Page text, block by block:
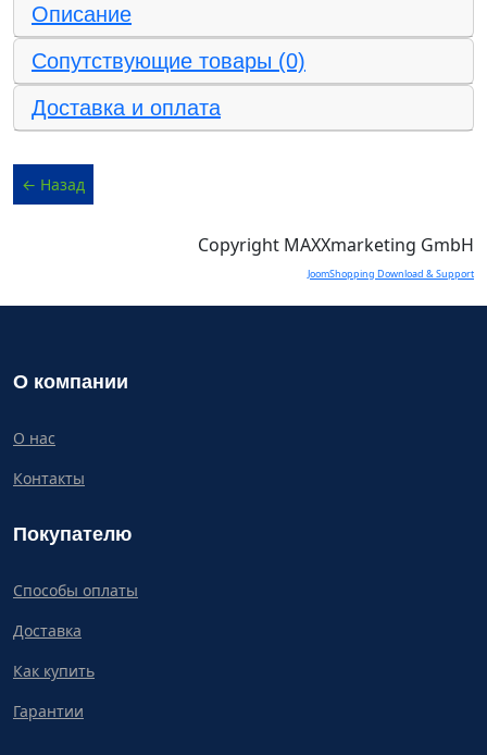
Описание
Сопутствующие товары (0)
Доставка и оплата
Copyright MAXXmarketing GmbH
JoomShopping Download & Support
О компании
О нас
Контакты
Покупателю
Способы оплаты
Доставка
Как купить
Гарантии